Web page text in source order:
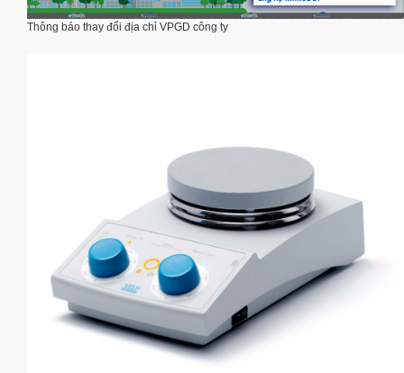
Thông báo thay đổi địa chỉ VPGD công ty